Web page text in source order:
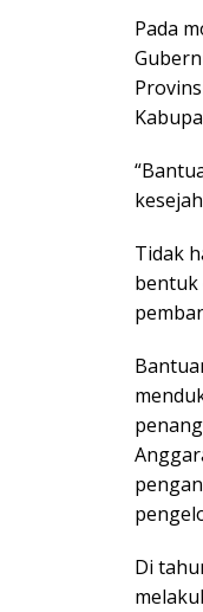
Pada
Tidak
bentuk
Di